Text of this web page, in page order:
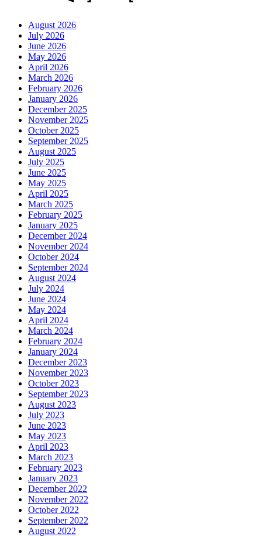
August 2026
July 2026
June 2026
May 2026
April 2026
March 2026
February 2026
January 2026
December 2025
November 2025
October 2025
September 2025
August 2025
July 2025
June 2025
May 2025
April 2025
March 2025
February 2025
January 2025
December 2024
November 2024
October 2024
September 2024
August 2024
July 2024
June 2024
May 2024
April 2024
March 2024
February 2024
January 2024
December 2023
November 2023
October 2023
September 2023
August 2023
July 2023
June 2023
May 2023
April 2023
March 2023
February 2023
January 2023
December 2022
November 2022
October 2022
September 2022
August 2022